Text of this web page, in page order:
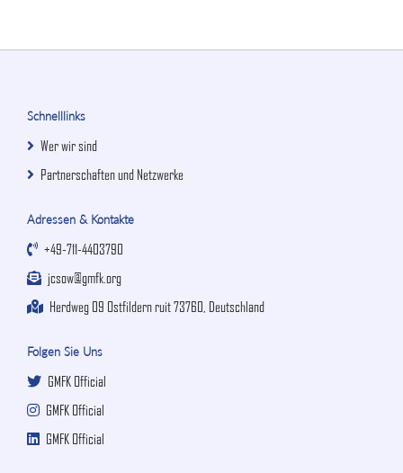
Schnelllinks
Wer wir sind
Partnerschaften und Netzwerke
Adressen & Kontakte
+49-711-4403790
jcsow@gmfk.org
Herdweg 09 Ostfildern ruit 73760, Deutschland
Folgen Sie Uns
GMFK Official
GMFK Official
GMFK Official